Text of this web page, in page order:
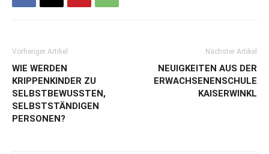
Vorheriger Artikel
WIE WERDEN
KRIPPENKINDER ZU
SELBSTBEWUSSTEN,
SELBSTSTÄNDIGEN
PERSONEN?
Nächster Artikel
NEUIGKEITEN AUS DER
ERWACHSENENSCHULE
KAISERWINKL